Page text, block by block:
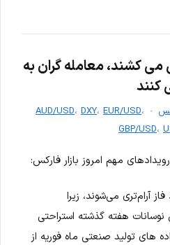
می کشند، معامله گران به
کنند
AUD/USD، DXY، EUR/USD،
GBP/USD،
آرام‌تری می‌شوند، زیرا
نوسانات هفته گذشته استراحتی
های تولید صنعتی ماه فوریه از